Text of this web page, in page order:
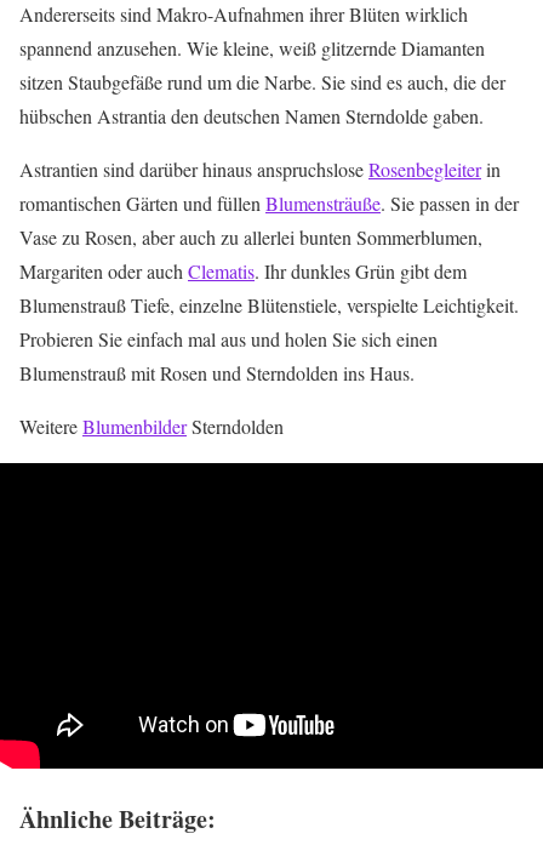
Andererseits sind Makro-Aufnahmen ihrer Blüten wirklich
spannend anzusehen. Wie kleine, weiß glitzernde Diamanten
sitzen Staubgefäße rund um die Narbe. Sie sind es auch, die der
hübschen Astrantia den deutschen Namen Sterndolde gaben.
Astrantien sind darüber hinaus anspruchsloseRosenbegleiterin
romantischen Gärten und füllenBlumensträuße. Sie passen in der
Vase zu Rosen, aber auch zu allerlei bunten Sommerblumen,
Margariten oder auchClematis. Ihr dunkles Grün gibt dem
Blumenstrauß Tiefe, einzelne Blütenstiele, verspielte Leichtigkeit.
Probieren Sie einfach mal aus und holen Sie sich einen
Blumenstrauß mit Rosen und Sterndolden ins Haus.
WeitereBlumenbilderSterndolden
Ähnliche Beiträge: